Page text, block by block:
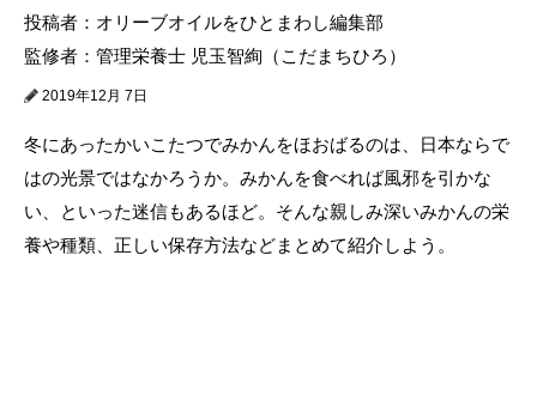
投稿者：オリーブオイルをひとまわし編集部
監修者：管理栄養士 児玉智絢（こだまちひろ）
2019年12月 7日
冬にあったかいこたつでみかんをほおばるのは、日本ならで
はの光景ではなかろうか。みかんを食べれば風邪を引かな
い、といった迷信もあるほど。そんな親しみ深いみかんの栄
養や種類、正しい保存方法などまとめて紹介しよう。